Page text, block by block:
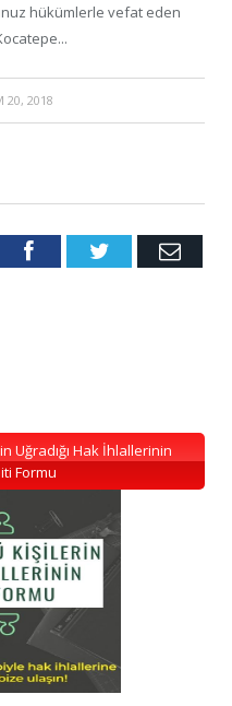
hükümlerle vefat eden
20, 2018
FacebookTwitter Email
Uğradığı Hak İhlallerinin
Formu